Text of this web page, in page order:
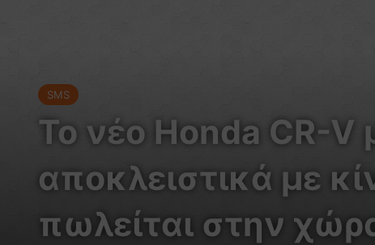
SMS
To νέο Honda CR-V
αποκλειστικά με
πωλείται στην